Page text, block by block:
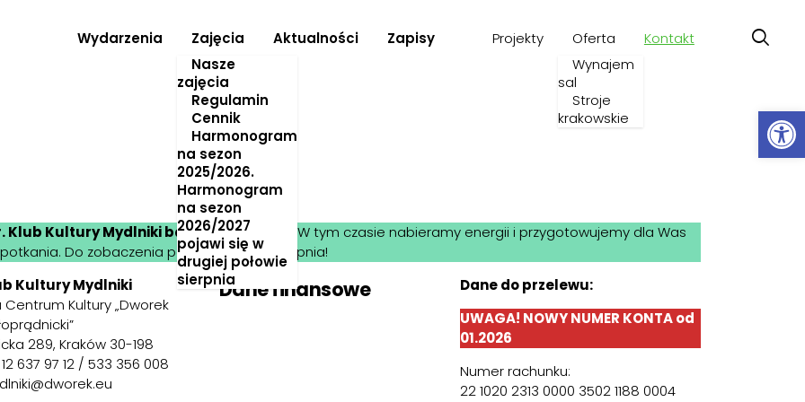
Wydarzenia
Zajęcia
Nasze
zajęcia
Regulamin
Cennik
Harmonogram
na sezon
2025/2026.
Harmonogram
na sezon
2026/2027
pojawi się w
drugiej połowie
sierpnia
Aktualności Zapisy Projekty
Oferta
Wynajem
sal
Stroje
krakowskie
Kontakt
Klub Kultury Mydlniki będzie zamknięty
. W tym czasie nabieramy energii i przygotowujemy dla Was
Do zobaczenia ponownie od 10 sierpnia!
Kultury Mydlniki
Centrum Kultury „Dworek
289, Kraków 30-198
637 97 12 / 533 356 008
Dane finansowe
Dane do przelewu:
UWAGA! NOWY NUMER KONTA od
01.2026
Numer rachunku:
22 1020 2313 0000 3502 1188 0004